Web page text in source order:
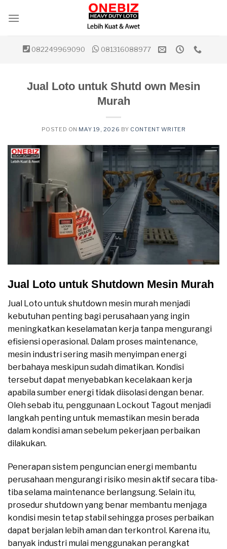
082249969090 081316088977
Jual Loto untuk Shutd own Mesin
Murah
POSTED ON MAY 19, 2026 BY CONTENT WRITER
Jual Loto untuk Shutdown Mesin Murah
Jual Loto untuk shutdown mesin murah menjadi
kebutuhan penting bagi perusahaan yang ingin
meningkatkan keselamatan kerja tanpa mengurangi
efisiensi operasional. Dalam proses maintenance,
mesin industri sering masih menyimpan energi
berbahaya meskipun sudah dimatikan. Kondisi
tersebut dapat menyebabkan kecelakaan kerja
apabila sumber energi tidak diisolasi dengan benar.
Oleh sebab itu, penggunaan Lockout Tagout menjadi
langkah penting untuk memastikan mesin berada
dalam kondisi aman sebelum pekerjaan perbaikan
dilakukan.
Penerapan sistem penguncian energi membantu
perusahaan mengurangi risiko mesin aktif secara tiba-
tiba selama maintenance berlangsung. Selain itu,
prosedur shutdown yang benar membantu menjaga
kondisi mesin tetap stabil sehingga proses perbaikan
dapat berjalan lebih aman dan terkontrol. Karena itu,
banyak industri mulai menggunakan perangkat